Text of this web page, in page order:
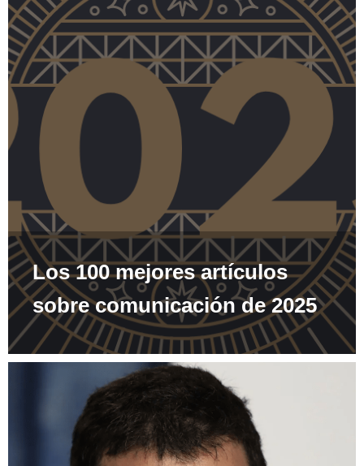
Los 100 mejores artículos
sobre comunicación de 2025